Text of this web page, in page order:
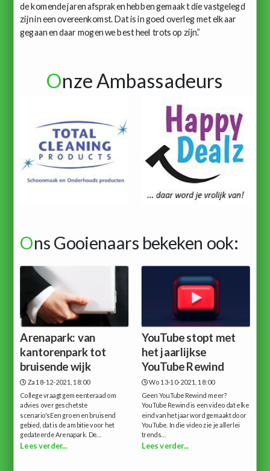
de komende jaren afspraken hebben gemaakt die vastgelegd
zijn in een overeenkomst. Dat is in goed overleg met elkaar
gegaan en daar mogen we best heel trots op zijn.”
Onze Ambassadeurs
Ons Gooienaars bekeken ook:
Arenapark: van
kantorenpark tot
bruisende wijk
Za 18-12-2021, 18:00
College vraagt gemeenteraad om
advies over geschetste
scenario'sEen groen en bruisend
gebied, dat is de ambitie voor het
gedateerde Arenapark. De...
Lees verder...
YouTube stopt met
het jaarlijkse
YouTube Rewind
Wo 13-10-2021, 18:00
Geen YouTube Rewind meer?
YouTube Rewind is een video dat elke
eind van het jaar word gemaakt door
YouTube. In die video zie je allerlei
trends...
Lees verder...